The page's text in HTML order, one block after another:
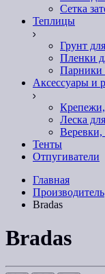
Сетка
Теплицы
Грунт
Пленки
Парники
Аксессуары и
Леска
Тенты
Отпугиватели
Главная
Производитель
Bradas
Bradas